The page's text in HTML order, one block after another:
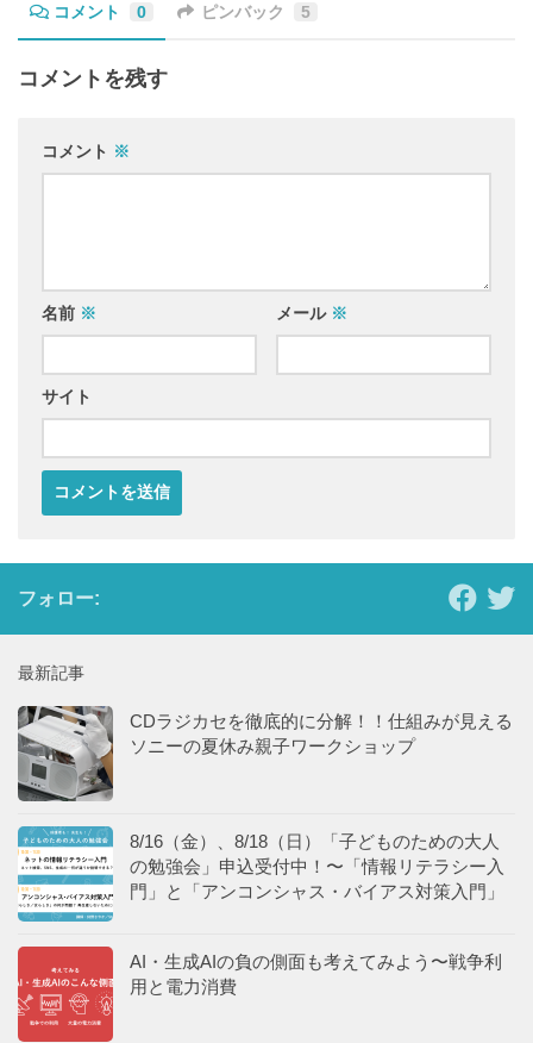
コメント 0 ピンバック 5
コメントを残す
コメント ※
名前 ※ メール ※
サイト
フォロー:
最新記事
CDラジカセを徹底的に分解！！仕組みが見える
ソニーの夏休み親子ワークショップ
8/16（金）、8/18（日）「子どものための大人
の勉強会」申込受付中！〜「情報リテラシー入
門」と「アンコンシャス・バイアス対策入門」
AI・生成AIの負の側面も考えてみよう〜戦争利
用と電力消費